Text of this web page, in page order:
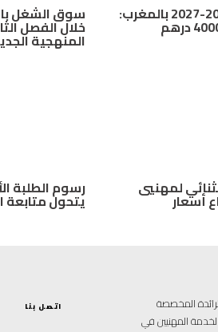
الدخول المدرسي 2026-2027 بالمغرب: سوق الشغل
المنهجية
لمهنيي
أسعار
رسوم الطلبة
يتحول متابعة
اتصل بنا
الرائدة المخصصة
المهنيين في